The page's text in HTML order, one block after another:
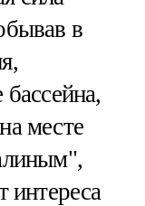
в
месте
интереса